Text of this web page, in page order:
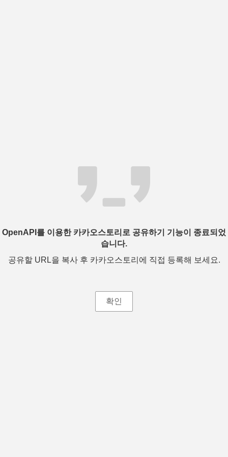
OpenAPI를 이용한 카카오스토리로 공유하기 기능이 종료되었
습니다.
공유할 URL을 복사 후 카카오스토리에 직접 등록해 보세요.
확인